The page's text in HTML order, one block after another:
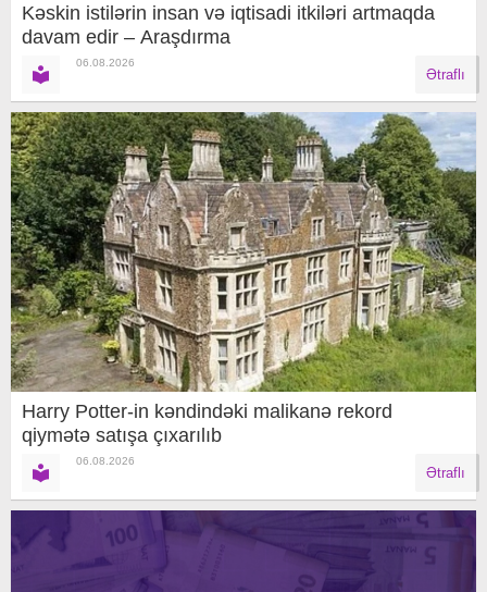
Kəskin istilərin insan və iqtisadi itkiləri artmaqda
davam edir – Araşdırma
06.08.2026
Ətraflı
Harry Potter-in kəndindəki malikanə rekord
qiymətə satışa çıxarılıb
06.08.2026
Ətraflı